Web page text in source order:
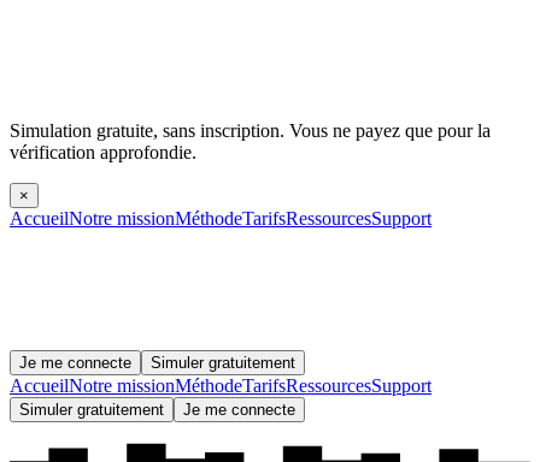
Simulation gratuite, sans inscription. Vous ne payez que pour la
vérification approfondie.
×
AccueilNotre missionMéthodeTarifsRessourcesSupport
Je me connecte Simuler gratuitement
AccueilNotre missionMéthodeTarifsRessourcesSupport
Simuler gratuitement Je me connecte